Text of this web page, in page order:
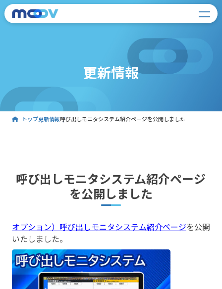
更新情報
トップ更新情報呼び出しモニタシステム紹介ページを公開しました
呼び出しモニタシステム紹介ページ
を公開しました
オプション）呼び出しモニタシステム紹介ページを公開
いたしました。